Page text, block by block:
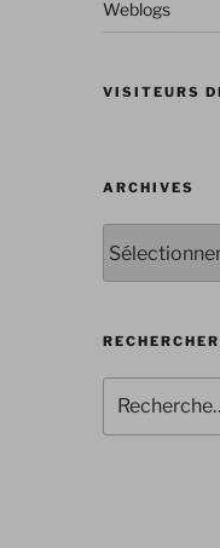
Weblogs
VISITEURS
ARCHIVES
pour
: